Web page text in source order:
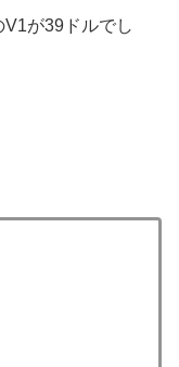
V1が39ドルでし